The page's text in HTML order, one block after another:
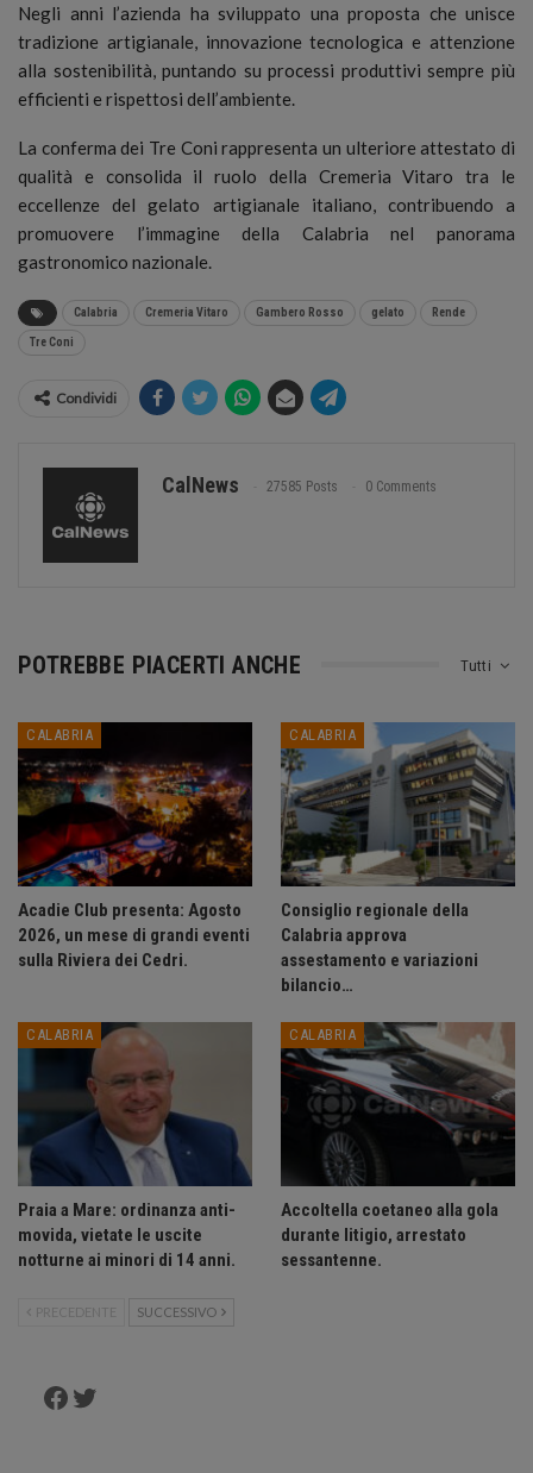
Negli anni l’azienda ha sviluppato una proposta che unisce
tradizione artigianale, innovazione tecnologica e attenzione
alla sostenibilità, puntando su processi produttivi sempre più
efficienti e rispettosi dell’ambiente.
La conferma dei Tre Coni rappresenta un ulteriore attestato di
qualità e consolida il ruolo della Cremeria Vitaro tra le
eccellenze del gelato artigianale italiano, contribuendo a
promuovere l’immagine della Calabria nel panorama
gastronomico nazionale.
Calabria Cremeria Vitaro Gambero Rosso gelato Rende
Tre Coni
Condividi
CalNews 27585 Posts 0 Comments
Tutti
POTREBBE PIACERTI ANCHE
CALABRIA
Acadie Club presenta: Agosto
2026, un mese di grandi eventi
sulla Riviera dei Cedri.
CALABRIA
Consiglio regionale della
Calabria approva
assestamento e variazioni
bilancio…
CALABRIA
Praia a Mare: ordinanza anti-
movida, vietate le uscite
notturne ai minori di 14 anni.
CALABRIA
Accoltella coetaneo alla gola
durante litigio, arrestato
sessantenne.
PRECEDENTE SUCCESSIVO
Facebook
Twitter